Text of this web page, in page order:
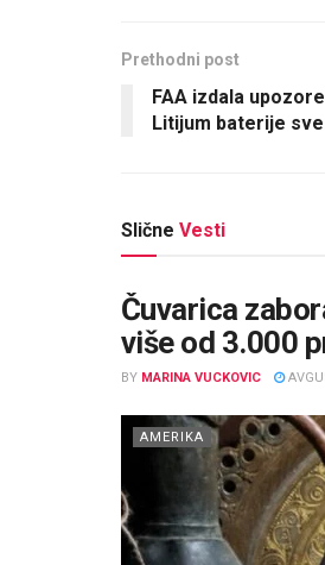
Prethodni post
FAA izdala
Litijum baterije
Slične Vesti
Čuvarica
više od 3.000
BY MARINA VUCKOVIC
AMERIKA